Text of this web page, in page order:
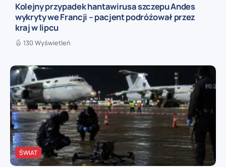
Kolejny przypadek hantawirusa szczepu Andes
wykryty we Francji – pacjent podróżował przez
kraj w lipcu
130 Wyświetleń
ŚWIAT